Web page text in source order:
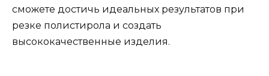
сможете достичь идеальных результатов при
резке полистирола и создать
высококачественные изделия.